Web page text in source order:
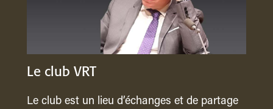
Le club VRT
Le club est un lieu d’échanges et de partage